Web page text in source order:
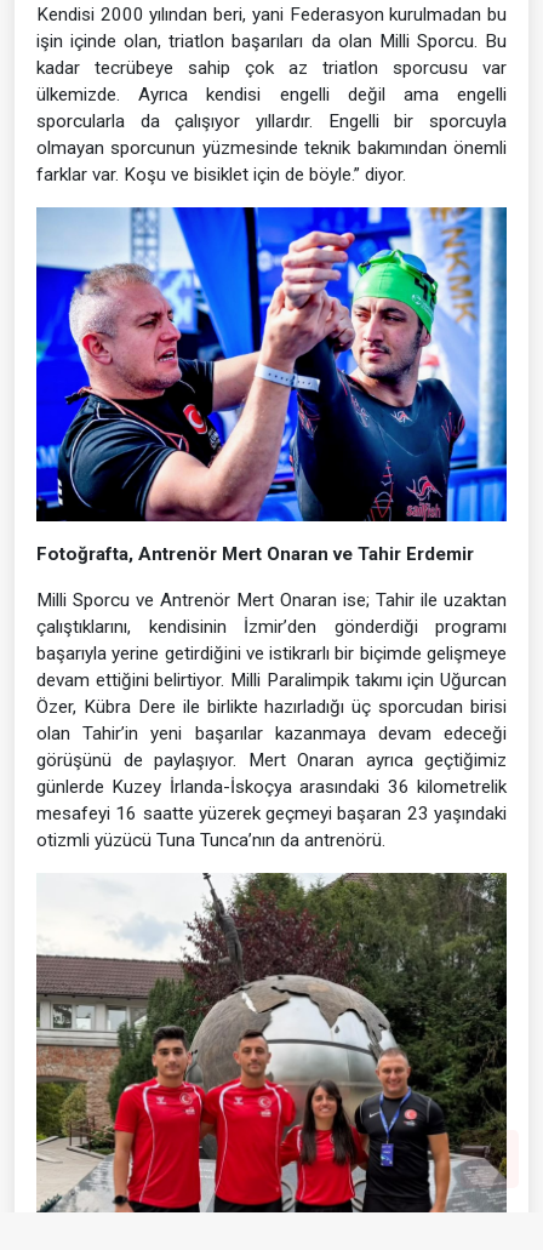
Kendisi 2000 yılından beri, yani Federasyon kurulmadan bu
işin içinde olan, triatlon başarıları da olan Milli Sporcu. Bu
kadar tecrübeye sahip çok az triatlon sporcusu var
ülkemizde. Ayrıca kendisi engelli değil ama engelli
sporcularla da çalışıyor yıllardır. Engelli bir sporcuyla
olmayan sporcunun yüzmesinde teknik bakımından önemli
farklar var. Koşu ve bisiklet için de böyle.” diyor.
Fotoğrafta, Antrenör Mert Onaran ve Tahir Erdemir
Milli Sporcu ve Antrenör Mert Onaran ise; Tahir ile uzaktan
çalıştıklarını, kendisinin İzmir’den gönderdiği programı
başarıyla yerine getirdiğini ve istikrarlı bir biçimde gelişmeye
devam ettiğini belirtiyor. Milli Paralimpik takımı için Uğurcan
Özer, Kübra Dere ile birlikte hazırladığı üç sporcudan birisi
olan Tahir’in yeni başarılar kazanmaya devam edeceği
görüşünü de paylaşıyor. Mert Onaran ayrıca geçtiğimiz
günlerde Kuzey İrlanda-İskoçya arasındaki 36 kilometrelik
mesafeyi 16 saatte yüzerek geçmeyi başaran 23 yaşındaki
otizmli yüzücü Tuna Tunca’nın da antrenörü.